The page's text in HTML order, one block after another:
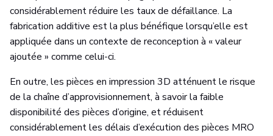
considérablement réduire les taux de défaillance. La
fabrication additive est la plus bénéfique lorsqu’elle est
appliquée dans un contexte de reconception à « valeur
ajoutée » comme celui-ci.
En outre, les pièces en impression 3D atténuent le risque
de la chaîne d’approvisionnement, à savoir la faible
disponibilité des pièces d’origine, et réduisent
considérablement les délais d’exécution des pièces MRO